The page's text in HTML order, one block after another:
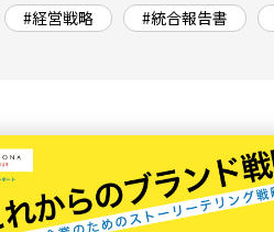
#経営戦略
#統合報告書